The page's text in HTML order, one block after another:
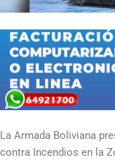
La Armada Boliviana
contra Incendios en la